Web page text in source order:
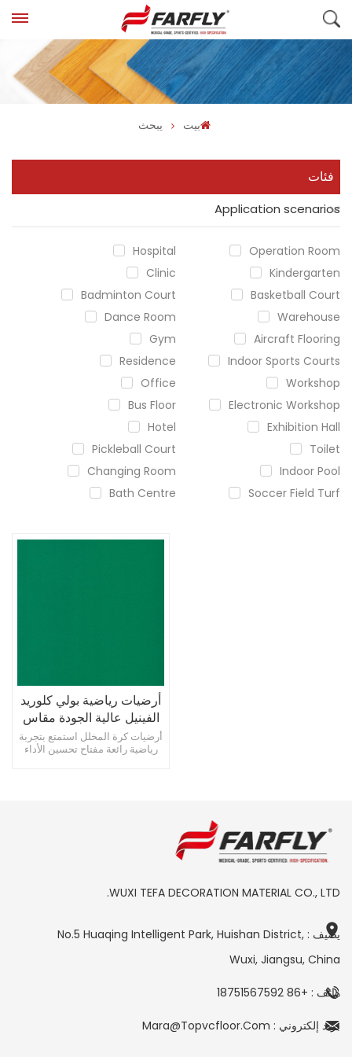
بيت يبحث
فئات
Application scenarios
Hospital
Operation Room
Clinic
Kindergarten
Badminton Court
Basketball Court
Dance Room
Warehouse
Gym
Aircraft Flooring
Residence
Indoor Sports Courts
Office
Workshop
Bus Floor
Electronic Workshop
Hotel
Exhibition Hall
Pickleball Court
Toilet
Changing Room
Indoor Pool
Bath Centre
Soccer Field Turf
أرضيات رياضية بولي كلوريد
الفينيل عالية الجودة مقاس
4.5 مم، أرضيات ملاعب
بيكلبول
أرضيات كرة المخلل استمتع بتجربة
رياضية رائعة مفتاح تحسين الأداء
WUXI TEFA DECORATION MATERIAL CO., LTD.
يضيف : No.5 Huaqing Intelligent Park, Huishan District,
Wuxi, Jiangsu, China
هاتف : +86 18751567592
بريد إلكتروني : Mara@topvcfloor.com